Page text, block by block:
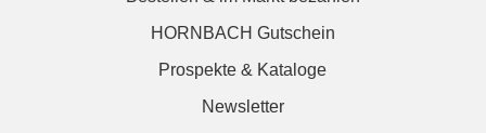
HORNBACH Gutschein
Prospekte & Kataloge
Newsletter